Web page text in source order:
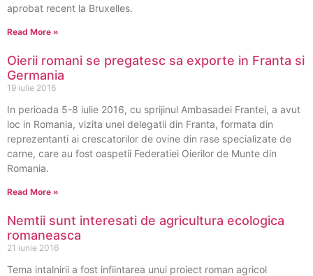
aprobat recent la Bruxelles.
Read More »
Oierii romani se pregatesc sa exporte in Franta si
Germania
19 iulie 2016
In perioada 5-8 iulie 2016, cu sprijinul Ambasadei Frantei, a avut
loc in Romania, vizita unei delegatii din Franta, formata din
reprezentanti ai crescatorilor de ovine din rase specializate de
carne, care au fost oaspetii Federatiei Oierilor de Munte din
Romania.
Read More »
Nemtii sunt interesati de agricultura ecologica
romaneasca
21 iunie 2016
Tema intalnirii a fost infiintarea unui proiect roman agricol